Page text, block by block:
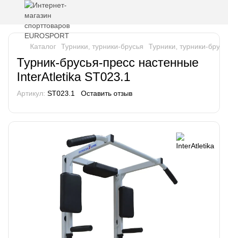
Каталог Турники, турники-брусья Турники, турники-
Турник-брусья-пресс настенные
InterAtletika ST023.1
Артикул: ST023.1 Оставить отзыв